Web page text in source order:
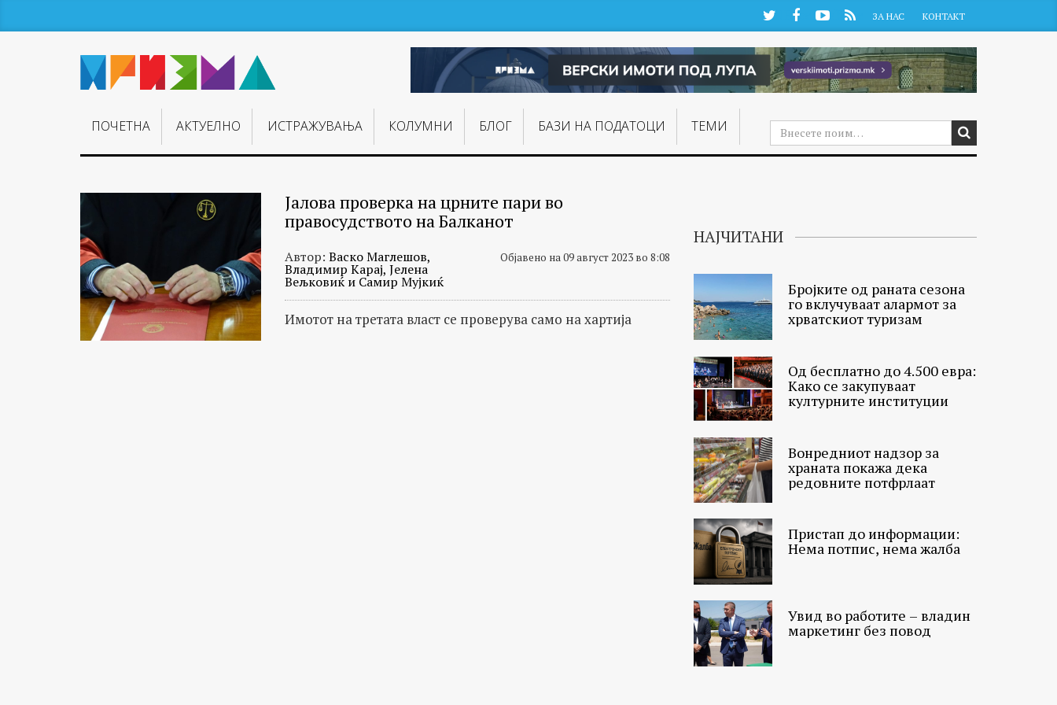
TwitterFacebookYouTube
RSS ЗА НАС КОНТАКТ
ПОЧЕТНА АКТУЕЛНО ИСТРАЖУВАЊA КОЛУМНИ БЛОГ БАЗИ НА ПОДАТОЦИ ТЕМИ
Јалова проверка на црните пари во
правосудството на Балканот
Автор: Васко Маглешов,
Владимир Карај, Јелена
Вељковиќ и Самир Мујкиќ
Објавено на 09 август 2023 во 8:08
Имотот на третата власт се проверува само на хартија
НАЈЧИТАНИ
Бројките од раната сезона
го вклучуваат алармот за
хрватскиот туризам
Од бесплатно до 4.500 евра:
Како се закупуваат
културните институции
Вонредниот надзор за
храната покажа дека
редовните потфрлаат
Пристап до информации:
Нема потпис, нема жалба
Увид во работите – владин
маркетинг без повод